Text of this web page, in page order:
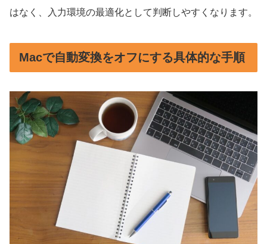
はなく、入力環境の最適化として判断しやすくなります。
Macで自動変換をオフにする具体的な手順